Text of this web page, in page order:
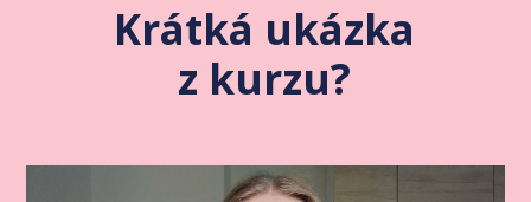
Krátká ukázka
z kurzu?